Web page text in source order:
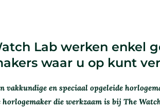
Lab werken enkel
waar u op kunt
vakkundige en speciaal opgeleide
die werkzaam is bij The